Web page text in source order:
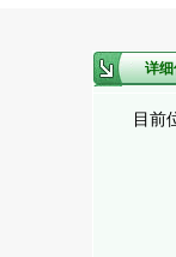
详
目前